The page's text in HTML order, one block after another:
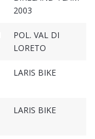
2003
POL. VAL DI
LORETO
LARIS BIKE
LARIS BIKE